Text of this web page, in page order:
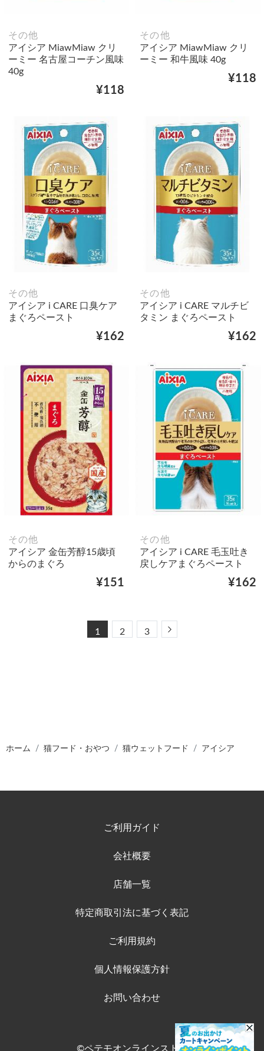
その他
アイシア MiawMiaw クリ
ーミー 名古屋コーチン風味
40g
¥118
その他
アイシア MiawMiaw クリ
ーミー 和牛風味 40g
¥118
その他
アイシア i CARE 口臭ケア
まぐろペースト
¥162
その他
アイシア i CARE マルチビ
タミン まぐろペースト
¥162
その他
アイシア 金缶芳醇15歳頃
からのまぐろ
¥151
その他
アイシア i CARE 毛玉吐き
戻しケアまぐろペースト
¥162
1 2 3 Next
ホーム 猫フード・おやつ 猫ウェットフード アイシア
ご利用ガイド
会社概要
店舗一覧
特定商取引法に基づく表記
ご利用規約
個人情報保護方針
お問い合わせ
©ペテモオンラインストア